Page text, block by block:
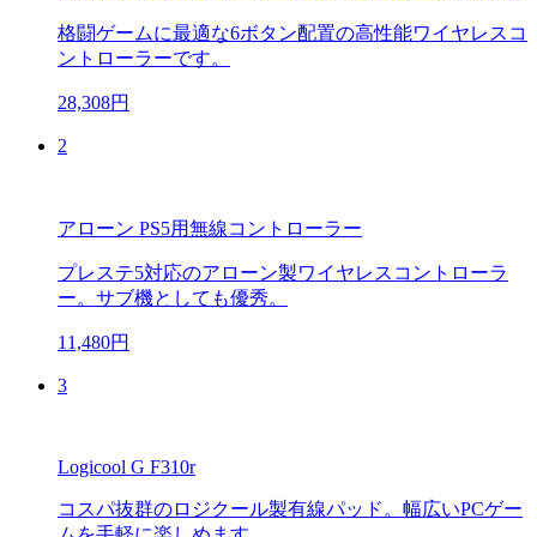
格闘ゲームに最適な6ボタン配置の高性能ワイヤレスコ
ントローラーです。
28,308円
2
アローン PS5用無線コントローラー
プレステ5対応のアローン製ワイヤレスコントローラ
ー。サブ機としても優秀。
11,480円
3
Logicool G F310r
コスパ抜群のロジクール製有線パッド。幅広いPCゲー